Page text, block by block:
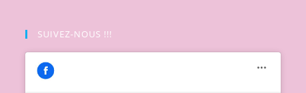
SUIVEZ-NOUS !!!